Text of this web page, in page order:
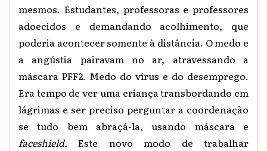
mesmos. Estudantes, professoras e professores
adoecidos e demandando acolhimento, que
poderia acontecer somente à distância. O medo e
a angústia pairavam no ar, atravessando a
máscara PFF2. Medo do vírus e do desemprego.
Era tempo de ver uma criança transbordando em
lágrimas e ser preciso perguntar a coordenação
se tudo bem abraçá-la, usando máscara e
faceshield. Este novo modo de trabalhar